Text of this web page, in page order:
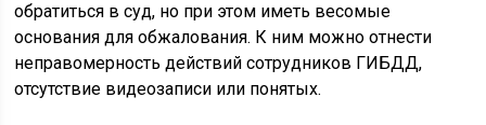
обратиться в суд, но при этом иметь весомые
основания для обжалования. К ним можно отнести
неправомерность действий сотрудников ГИБДД,
отсутствие видеозаписи или понятых.